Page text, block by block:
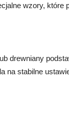
wzory,
drewniany
na stabilne